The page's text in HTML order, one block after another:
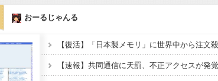
おーるじゃんる